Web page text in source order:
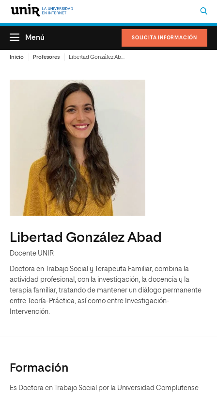
SOLICITA INFORMACIÓN
Menú
Inicio Profesores
Libertad González Abad
Docente UNIR
Doctora en Trabajo Social y Terapeuta Familiar, combina la
actividad profesional, con la investigación, la docencia y la
terapia familiar, tratando de mantener un diálogo permanente
entre Teoría-Práctica, así como entre Investigación-
Intervención.
Formación
Es Doctora en Trabajo Social por la Universidad Complutense